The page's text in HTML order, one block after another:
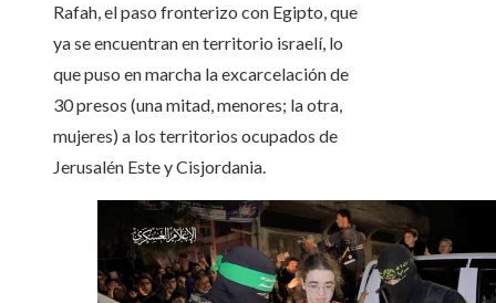
Rafah, el paso fronterizo con Egipto, que
ya se encuentran en territorio israelí, lo
que puso en marcha la excarcelación de
30 presos (una mitad, menores; la otra,
mujeres) a los territorios ocupados de
Jerusalén Este y Cisjordania.